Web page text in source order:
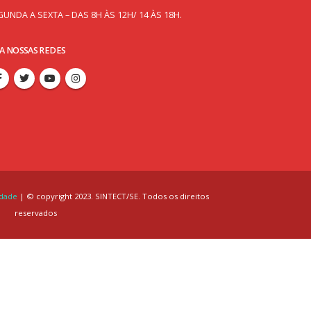
A SEXTA – DAS 8H ÀS 12H/ 14 ÀS 18H.
NOSSAS REDES
| © copyright 2023. SINTECT/SE. Todos os direitos
reservados